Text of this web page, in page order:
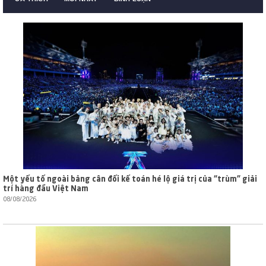
Một yếu tố ngoài bảng cân đối kế toán hé lộ giá trị của “trùm” giải
trí hàng đầu Việt Nam
08/08/2026